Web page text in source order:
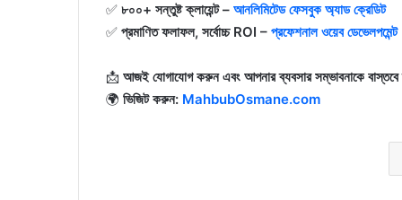
✅ ৮০০+ সন্তুষ্ট ক্লায়েন্ট – আনলিমিটেড ফেসবুক অ্যাড ক্রেডিট
✅ প্রমাণিত ফলাফল, সর্বোচ্চ ROI – প্রফেশনাল ওয়েব ডেভেলপমেন্ট
📩 আজই যোগাযোগ করুন এবং আপনার ব্যবসার সম্ভাবনাকে বাস্তবে
🌍 ভিজিট করুন: MahbubOsmane.com